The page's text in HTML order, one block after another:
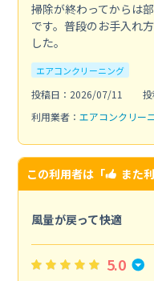
掃除が終わってからは
です。普段のお手入れ
した。
エアコンクリーニング
投稿日：2026/07/11
利用業者： エアコンクリー
この利用者は「 また
風量が戻って快適
5.0